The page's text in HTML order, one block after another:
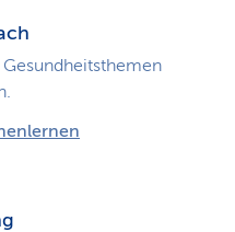
Gesundheits­themen